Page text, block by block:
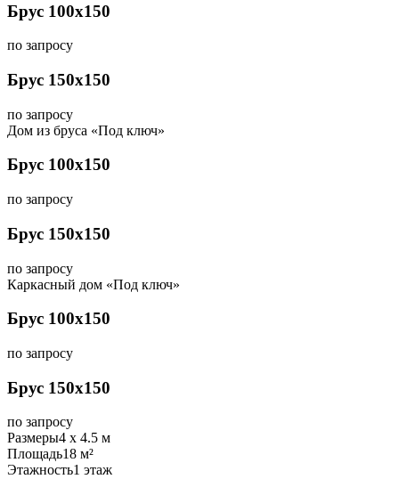
Брус 100х150
по запросу
Брус 150х150
по запросу
Дом из бруса «Под ключ»
Брус 100х150
по запросу
Брус 150х150
по запросу
Каркасный дом «Под ключ»
Брус 100х150
по запросу
Брус 150х150
по запросу
Размеры4 х 4.5 м
Площадь18 м²
Этажность1 этаж